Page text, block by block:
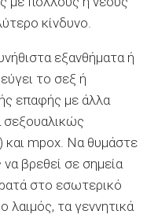
κίνδυνο.
εξανθήματα ή
το σεξ ή
επαφής με άλλα
σεξουαλικώς
mpox. Να θυμάστε
βρεθεί σε σημεία
στο εσωτερικό
τα γεννητικά